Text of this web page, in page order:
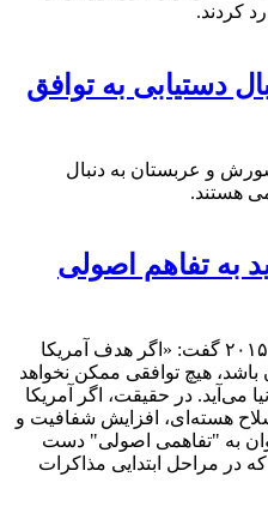
کردند.
دستیابی به توافق
و عربستان به دنبال
هستند.
به تفاهم اصولی
عضو تیم مذاکره‌کننده در مذاکرات ۲۰۱۵ گفت: «اگر هدف آمریکا
هیچ توافقی ممکن نخواهد
می‌آید. در حقیقت، اگر آمریکا
هسته‌ای، افزایش شفافیت و
به "تفاهمی اصولی" دست
در مراحل ابتدایی مذاکرات